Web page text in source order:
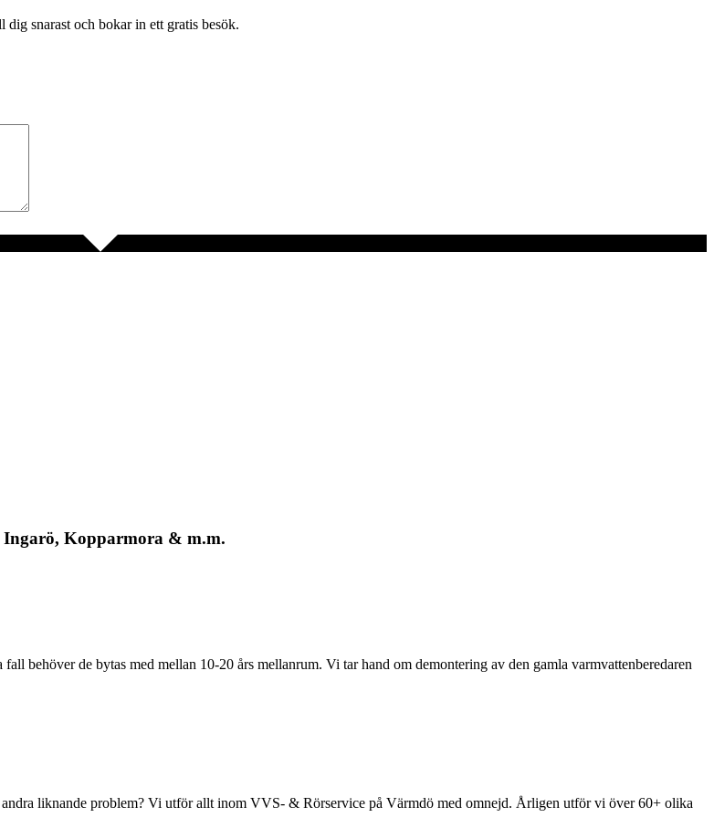
snarast och bokar in ett gratis besök.
Ingarö, Kopparmora & m.m.
behöver de bytas med mellan 10-20 års mellanrum. Vi tar hand om demontering av den gamla varmvattenberedaren
liknande problem? Vi utför allt inom VVS- & Rörservice på Värmdö med omnejd. Årligen utför vi över 60+ olika